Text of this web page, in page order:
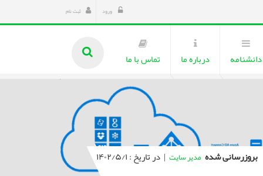
ورود ثبت نام
دانشنامه درباره ما تماس با ما
بروزرسانی شده مدیر سایت | در تاریخ : ۱۴۰۲/۵/۱